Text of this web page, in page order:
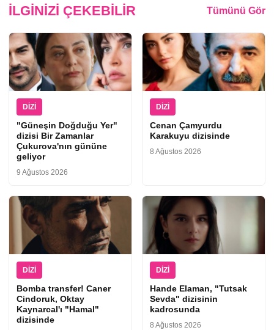
İLGINIZI ÇEKEBILIR Tümünü Gör
DIZI
"Güneşin Doğduğu Yer"
dizisi Bir Zamanlar
Çukurova'nın gününe
geliyor
9 Ağustos 2026
DIZI
Cenan Çamyurdu
Karakuyu dizisinde
8 Ağustos 2026
DIZI
Bomba transfer! Caner
Cindoruk, Oktay
Kaynarcal'ı "Hamal"
dizisinde
DIZI
Hande Elaman, "Tutsak
Sevda" dizisinin
kadrosunda
8 Ağustos 2026